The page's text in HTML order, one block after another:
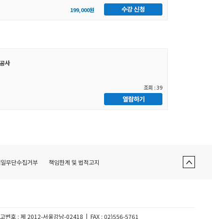
199,000원
사
조회 : 39
무단수집거부 책임한계 및 법적고지
번호 : 제 2012-서울강남-02418 | FAX : 02)556-5761